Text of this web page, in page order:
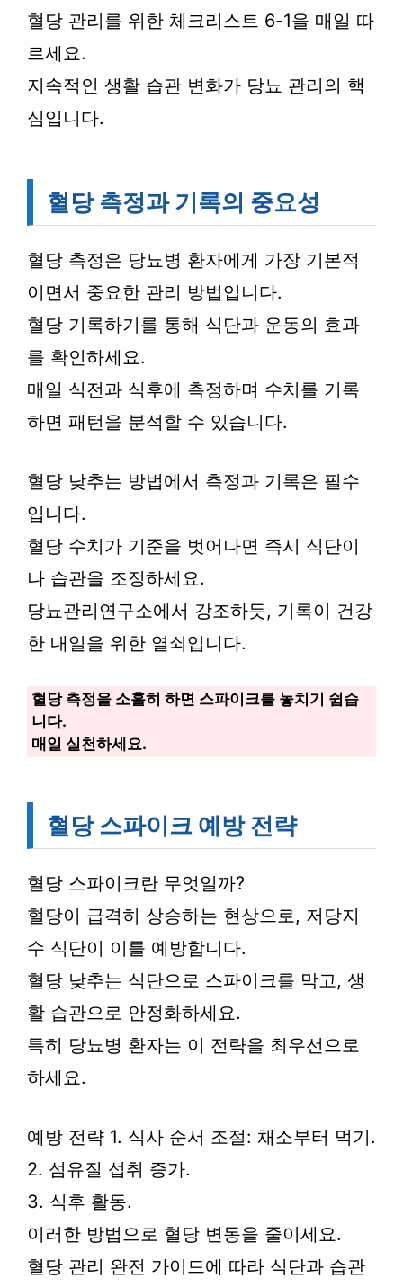
혈당 관리를 위한 체크리스트 6-1을 매일 따
르세요.
지속적인 생활 습관 변화가 당뇨 관리의 핵
심입니다.
혈당 측정과 기록의 중요성
혈당 측정은 당뇨병 환자에게 가장 기본적
이면서 중요한 관리 방법입니다.
혈당 기록하기를 통해 식단과 운동의 효과
를 확인하세요.
매일 식전과 식후에 측정하며 수치를 기록
하면 패턴을 분석할 수 있습니다.
혈당 낮추는 방법에서 측정과 기록은 필수
입니다.
혈당 수치가 기준을 벗어나면 즉시 식단이
나 습관을 조정하세요.
당뇨관리연구소에서 강조하듯, 기록이 건강
한 내일을 위한 열쇠입니다.
혈당 측정을 소홀히 하면 스파이크를 놓치기 쉽습
니다.
매일 실천하세요.
혈당 스파이크 예방 전략
혈당 스파이크란 무엇일까?
혈당이 급격히 상승하는 현상으로, 저당지
수 식단이 이를 예방합니다.
혈당 낮추는 식단으로 스파이크를 막고, 생
활 습관으로 안정화하세요.
특히 당뇨병 환자는 이 전략을 최우선으로
하세요.
예방 전략 1. 식사 순서 조절: 채소부터 먹기.
2. 섬유질 섭취 증가.
3. 식후 활동.
이러한 방법으로 혈당 변동을 줄이세요.
혈당 관리 완전 가이드에 따라 식단과 습관